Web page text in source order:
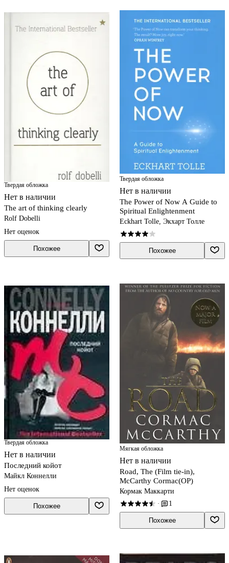
Твердая обложка
Нет в наличии
The art of thinking clearly
Rolf Dobelli
Нет оценок
Похожее
Твердая обложка
Нет в наличии
The Power of Now A Guide to
Spiritual Enlightenment
Eckhart Tolle, Экхарт Толле
Похожее
Твердая обложка
Нет в наличии
Последний койот
Майкл Коннелли
Нет оценок
Похожее
Мягкая обложка
Нет в наличии
Road, The (Film tie-in),
McCarthy Cormac(OP)
Кормак Маккарти
· 1
Похожее